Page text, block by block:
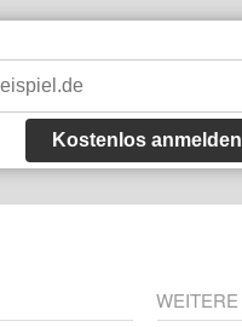
Kostenlos anmelden